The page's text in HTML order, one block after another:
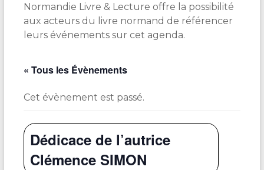
Normandie Livre & Lecture offre la possibilité
aux acteurs du livre normand de référencer
leurs événements sur cet agenda.
« Tous les Évènements
Cet évènement est passé.
Dédicace de l’autrice
Clémence SIMON